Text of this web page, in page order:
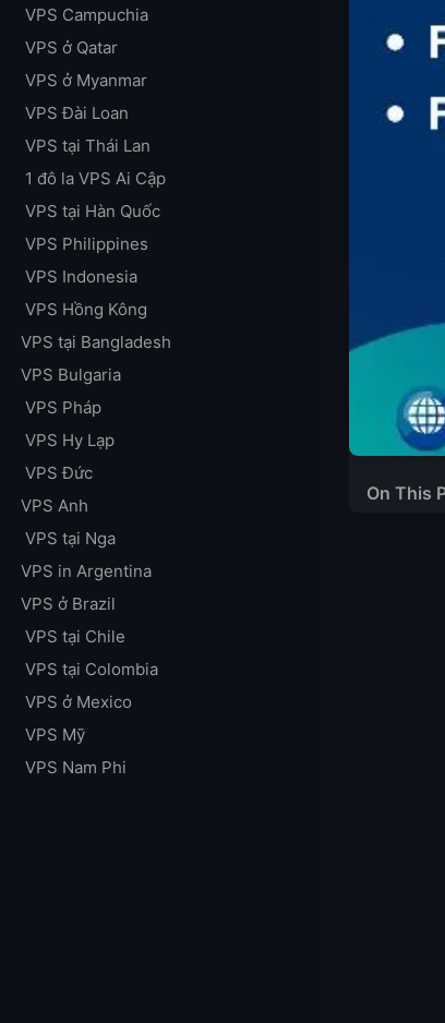
VPS Campuchia
VPS ở Qatar
VPS ở Myanmar
VPS Đài Loan
VPS tại Thái Lan
1 đô la VPS Ai Cập
VPS tại Hàn Quốc
VPS Philippines
VPS Indonesia
VPS Hồng Kông
VPS tại Bangladesh
VPS Bulgaria
VPS Pháp
VPS Hy Lạp
VPS Đức
VPS Anh
VPS tại Nga
VPS in Argentina
VPS ở Brazil
VPS tại Chile
VPS tại Colombia
VPS ở Mexico
VPS Mỹ
VPS Nam Phi
On This
1.
3.
2. Làm
3. Các
4. Có